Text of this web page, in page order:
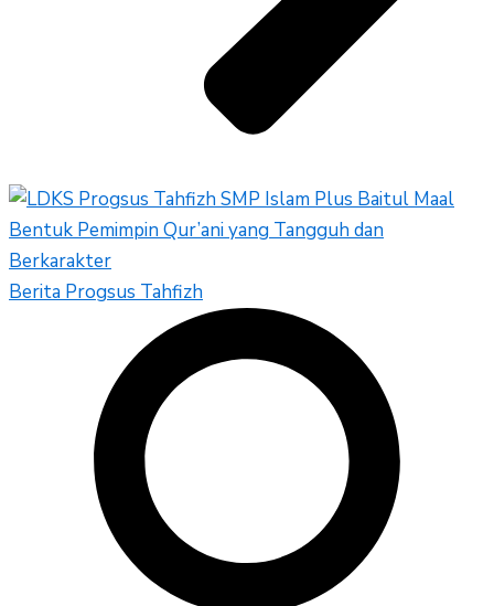
Berita Progsus Tahfizh